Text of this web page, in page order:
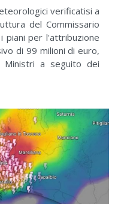
verificatisi a
del Commissario
piani per l'attribuzione
di 99 milioni di euro,
Ministri a seguito dei